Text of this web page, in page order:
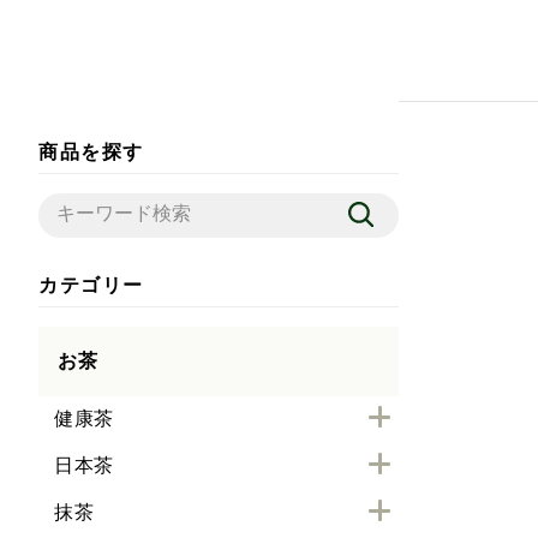
商品を探す
カテゴリー
お茶
健康茶
日本茶
抹茶